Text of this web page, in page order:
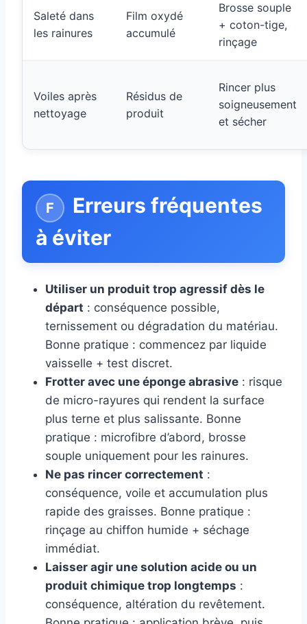
Saleté dans
les rainures
Film oxydé
accumulé
Brosse souple
+ coton-tige,
rinçage
Voiles après
nettoyage
Résidus de
produit
Rincer plus
soigneusement
et sécher
Erreurs fréquentes
à éviter
Utiliser un produit trop agressif dès le
départ : conséquence possible,
ternissement ou dégradation du matériau.
Bonne pratique : commencez par liquide
vaisselle + test discret.
Frotter avec une éponge abrasive : risque
de micro-rayures qui rendent la surface
plus terne et plus salissante. Bonne
pratique : microfibre d’abord, brosse
souple uniquement pour les rainures.
Ne pas rincer correctement :
conséquence, voile et accumulation plus
rapide des graisses. Bonne pratique :
rinçage au chiffon humide + séchage
immédiat.
Laisser agir une solution acide ou un
produit chimique trop longtemps :
conséquence, altération du revêtement.